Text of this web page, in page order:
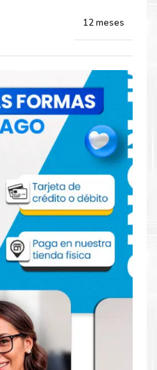
171C Cian para
MG6810 MG7710
y atención para adquirir tus
todos los dias. Escríbenos o
la solución perfecta para tu
Canon CLI-171C Cian para
MG7710 MG7714
12 meses